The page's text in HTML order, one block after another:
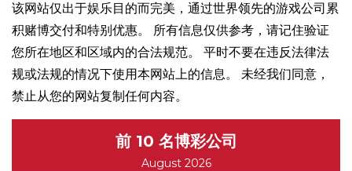
该网站仅出于娱乐目的而完美，通过世界领先的游戏公司累
积赌博交付和特别优惠。 所有信息仅供参考，请记住验证
您所在地区和区域内的合法规范。 平时不要在违反法律法
规或法规的情况下使用本网站上的信息。 未经我们同意，
禁止从您的网站复制任何内容。
前 10 名博彩公司
August 2026